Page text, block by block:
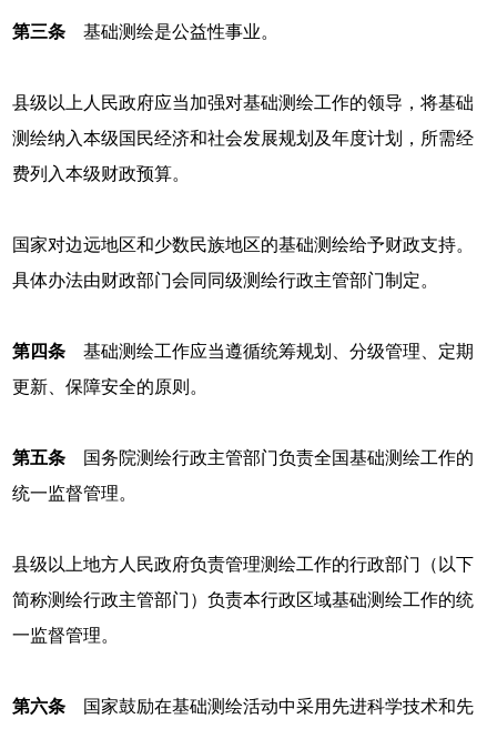
第三条 基础测绘是公益性事业。
县级以上人民政府应当加强对基础测绘工作的领导，将基础
测绘纳入本级国民经济和社会发展规划及年度计划，所需经
费列入本级财政预算。
国家对边远地区和少数民族地区的基础测绘给予财政支持。
具体办法由财政部门会同同级测绘行政主管部门制定。
第四条 基础测绘工作应当遵循统筹规划、分级管理、定期
更新、保障安全的原则。
第五条 国务院测绘行政主管部门负责全国基础测绘工作的
统一监督管理。
县级以上地方人民政府负责管理测绘工作的行政部门（以下
简称测绘行政主管部门）负责本行政区域基础测绘工作的统
一监督管理。
第六条 国家鼓励在基础测绘活动中采用先进科学技术和先